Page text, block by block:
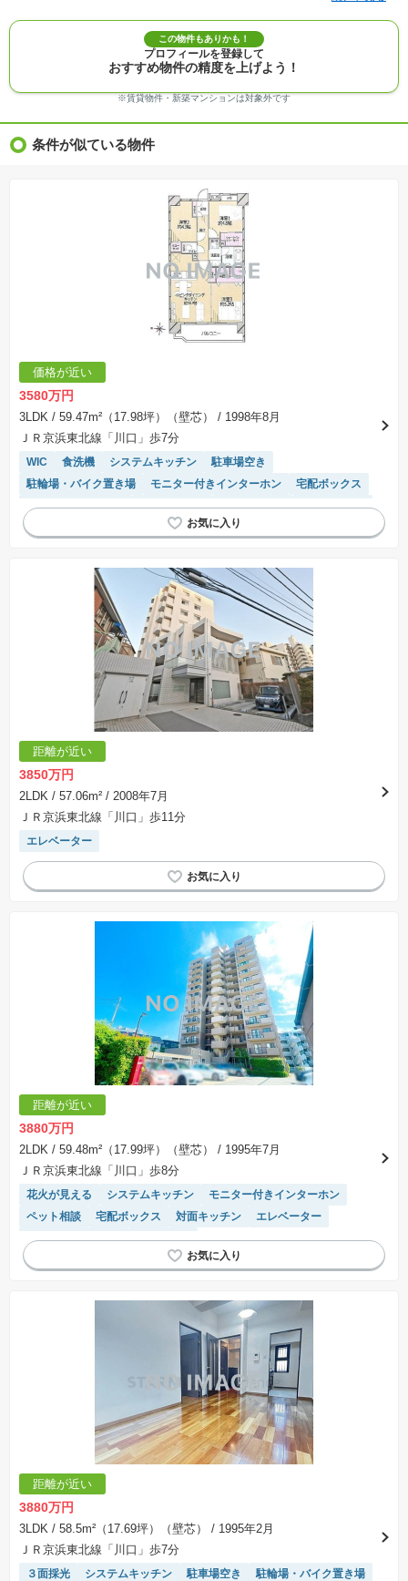
※建築条件付き土地価格には、建物価格は含まれません。
※物件情報は、原則として情報提供日の２日前に最終確認した情報です。
※完成予想図はいずれも外構、植栽、外観等実際のものとは多少異なることがあります。
※モデルルーム・モデルハウス・展示場・ショールームの画像の場合、今回販売の物件と異な
※ＣＧ合成の画像の場合、実際とは多少異なる場合があります。
※物件特徴：販売戸数が複数の物件は、全ての住戸に該当しない項目もあります。
※価格更新：物件価格が変更された日から１週間表示されます。
※建築条件土地の情報内に掲載されている、建物プラン例は、土地購入者の設計プランの参考
の一例であって、プランの採用可否は任意です。
※土地（建築条件なし）で「建物プラン例」が表記してある時、そのプラン例は特定の建築請
負会社によるもので、当該建築請負会社以外で建てた場合、同様のものが同価格で建てられる
とは限りません。また建築請負会社を特定するものではありません。
※建築条件付き土地とは、その土地に建築する建物の建築請負契約が、一定期間内に成立する
ことを条件として売買される土地のことをいいます。建築請負契約成立に向けて設計プランを
協議するため、土地購入者が自己の希望する建物の設計協議をするために必要な相当の期間の
交渉期間が設定され、その期間内で希望を満たすプランが実現できたかどうかにより結論を出
します。なお、この期間は概ね3ヶ月程度とされています。納得のいくプランが出来ず、建築請
負契約が成立しない場合、土地売買契約は白紙に戻り、土地契約にかかった代金（土地代金、
手付金など）は名目のいかんに関わらず、全て返却されます。
※「本体価格」とは、課税対象物件においては「消費税を除いた建物価格」と「土地価格」の
合計額を指します。
表示されておりません。
※取引にかかる費用：物件の契約手続き、決済、引き渡し時にかかる費用を表示しています。
不動産会社によって表記有無が異なるため、ご自身で十分な確認をしていただくようにお願い
いたします。
場合があります。
この物件もありかも！
プロフィールを登録して
おすすめ物件の精度を上げよう！
※賃貸物件・新築マンションは対象外です
条件が似ている物件
価格が近い
3580万円
3LDK / 59.47m²（17.98坪）（壁芯）
/ 1998年8月
ＪＲ京浜東北線「川口」歩7分
WIC 食洗機 システムキッチン
駐車場空き
駐輪場・バイク置き場
モニター付きインターホン
宅配ボックス
リフォーム済み物件
対面キッチン 温水洗浄便座
エレベーター
浴室乾燥機
駐車場(普通車)あり
距離が近い
3850万円
2LDK / 57.06m² / 2008年7月
ＪＲ京浜東北線「川口」歩11分
エレベーター
距離が近い
3880万円
2LDK / 59.48m²（17.99坪）（壁芯）
/ 1995年7月
ＪＲ京浜東北線「川口」歩8分
花火が見える システムキッチン
モニター付きインターホン
ペット相談
宅配ボックス 対面キッチン
エレベーター
駐車場(普通車)あり
陽当り良好
距離が近い
3880万円
3LDK / 58.5m²（17.69坪）（壁芯）
/ 1995年2月
ＪＲ京浜東北線「川口」歩7分
３面採光 システムキッチン 駐車場空き
駐輪場・バイク置き場